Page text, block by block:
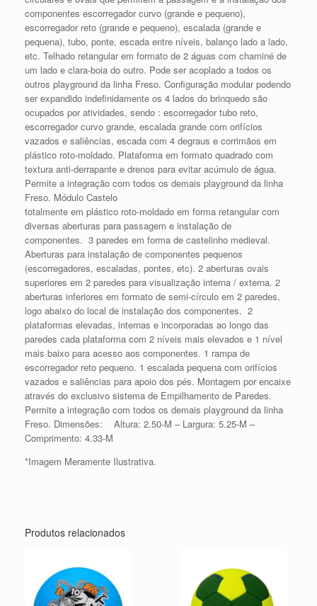
componentes escorregador curvo (grande e pequeno),
escorregador reto (grande e pequeno), escalada (grande e
pequena), tubo, ponte, escada entre níveis, balanço lado a lado,
etc. Telhado retangular em formato de 2 águas com chaminé de
um lado e clara-boia do outro. Pode ser acoplado a todos os
outros playground da linha Freso. Configuração modular podendo
ser expandido indefinidamente os 4 lados do brinquedo são
ocupados por atividades, sendo : escorregador tubo reto,
escorregador curvo grande, escalada grande com orifícios
vazados e saliências, escada com 4 degraus e corrimãos em
plástico roto-moldado. Plataforma em formato quadrado com
textura anti-derrapante e drenos para evitar acúmulo de água.
Permite a integração com todos os demais playground da linha
Freso. Módulo Castelo
totalmente em plástico roto-moldado em forma retangular com
diversas aberturas para passagem e instalação de
componentes. 3 paredes em forma de castelinho medieval.
Aberturas para instalação de componentes pequenos
(escorregadores, escaladas, pontes, etc). 2 aberturas ovais
superiores em 2 paredes para visualização interna / externa. 2
aberturas inferiores em formato de semi-círculo em 2 paredes,
logo abaixo do local de instalação dos componentes. 2
plataformas elevadas, internas e incorporadas ao longo das
paredes cada plataforma com 2 níveis mais elevados e 1 nível
mais baixo para acesso aos componentes. 1 rampa de
escorregador reto pequeno. 1 escalada pequena com orifícios
vazados e saliências para apoio dos pés. Montagem por encaixe
através do exclusivo sistema de Empilhamento de Paredes.
Permite a integração com todos os demais playground da linha
Freso. Dimensões: Altura: 2.50-M – Largura: 5.25-M –
Comprimento: 4.33-M
*Imagem Meramente Ilustrativa.
Produtos relacionados